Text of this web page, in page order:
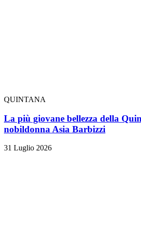
QUINTANA
La più giovane bellezza della
nobildonna Asia Barbizzi
31 Luglio 2026